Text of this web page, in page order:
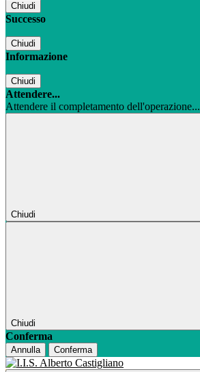
Chiudi
Successo
Chiudi
Informazione
Chiudi
Attendere...
Attendere il completamento dell'operazione...
Chiudi
Chiudi
Conferma
Annulla Conferma